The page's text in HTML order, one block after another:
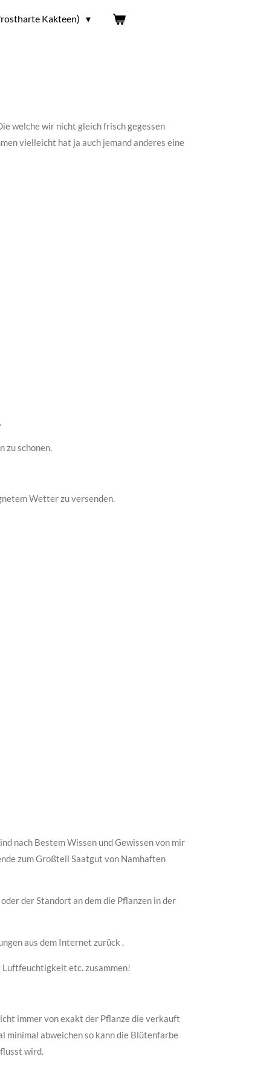
Kakteen)
welche wir nicht gleich frisch gegessen
vielleicht hat ja auch jemand anderes eine
zu schonen.
Wetter zu versenden.
nach Bestem Wissen und Gewissen von mir
zum Großteil Saatgut von Namhaften
der Standort an dem die Pflanzen in der
aus dem Internet zurück .
etc. zusammen!
immer von exakt der Pflanze die verkauft
minimal abweichen so kann die Blütenfarbe
wird.